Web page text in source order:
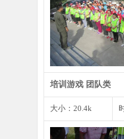
培训游戏 团队类
大小：20.4k